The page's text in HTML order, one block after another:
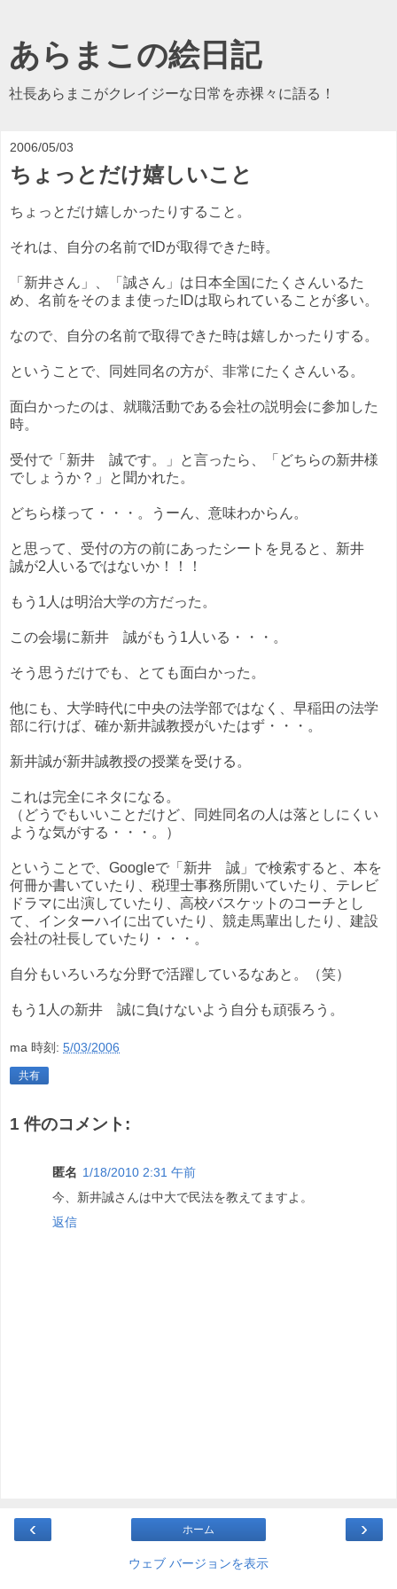
あらまこの絵日記
社長あらまこがクレイジーな日常を赤裸々に語る！
2006/05/03
ちょっとだけ嬉しいこと
ちょっとだけ嬉しかったりすること。
それは、自分の名前でIDが取得できた時。
「新井さん」、「誠さん」は日本全国にたくさんいるた
め、名前をそのまま使ったIDは取られていることが多い。
なので、自分の名前で取得できた時は嬉しかったりする。
ということで、同姓同名の方が、非常にたくさんいる。
面白かったのは、就職活動である会社の説明会に参加した
時。
受付で「新井 誠です。」と言ったら、「どちらの新井様
でしょうか？」と聞かれた。
どちら様って・・・。うーん、意味わからん。
と思って、受付の方の前にあったシートを見ると、新井
誠が2人いるではないか！！！
もう1人は明治大学の方だった。
この会場に新井 誠がもう1人いる・・・。
そう思うだけでも、とても面白かった。
他にも、大学時代に中央の法学部ではなく、早稲田の法学
部に行けば、確か新井誠教授がいたはず・・・。
新井誠が新井誠教授の授業を受ける。
これは完全にネタになる。
（どうでもいいことだけど、同姓同名の人は落としにくい
ような気がする・・・。）
ということで、Googleで「新井 誠」で検索すると、本を
何冊か書いていたり、税理士事務所開いていたり、テレビ
ドラマに出演していたり、高校バスケットのコーチとし
て、インターハイに出ていたり、競走馬輩出したり、建設
会社の社長していたり・・・。
自分もいろいろな分野で活躍しているなあと。（笑）
もう1人の新井 誠に負けないよう自分も頑張ろう。
ma 時刻: 5/03/2006
共有
1 件のコメント:
匿名 1/18/2010 2:31 午前
今、新井誠さんは中大で民法を教えてますよ。
返信
‹ ›
ホーム
ウェブ バージョンを表示